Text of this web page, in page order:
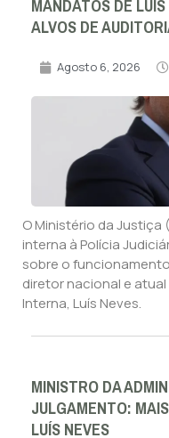
MANDATOS DE
ALVOS DE
Agosto 6, 2026
O Ministério da
interna à Polícia
sobre o
diretor nacional e
Interna, Luís Neves.
MINISTRO DA
JULGAMENTO:
LUÍS NEVES